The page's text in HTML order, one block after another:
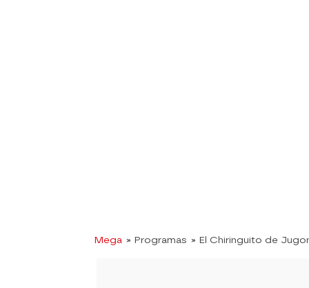
Mega » Programas » El Chiringuito de